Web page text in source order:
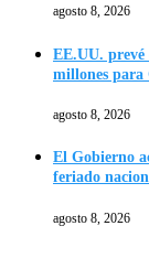
agosto 8, 2026
EE.UU. prevé
millones para
agosto 8, 2026
El Gobierno
feriado
agosto 8, 2026